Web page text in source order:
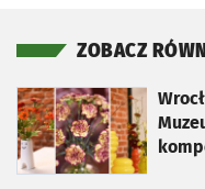
ZOBACZ
otworzy się w nowej